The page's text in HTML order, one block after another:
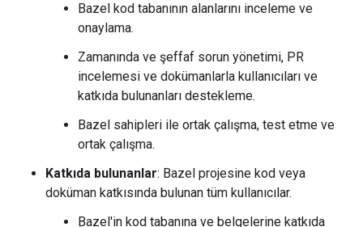
Bazel kod tabanının alanlarını inceleme ve
onaylama.
Zamanında ve şeffaf sorun yönetimi, PR
incelemesi ve dokümanlarla kullanıcıları ve
katkıda bulunanları destekleme.
Bazel sahipleri ile ortak çalışma, test etme ve
ortak çalışma.
Katkıda bulunanlar: Bazel projesine kod veya
doküman katkısında bulunan tüm kullanıcılar.
Bazel'in kod tabanına ve belgelerine katkıda